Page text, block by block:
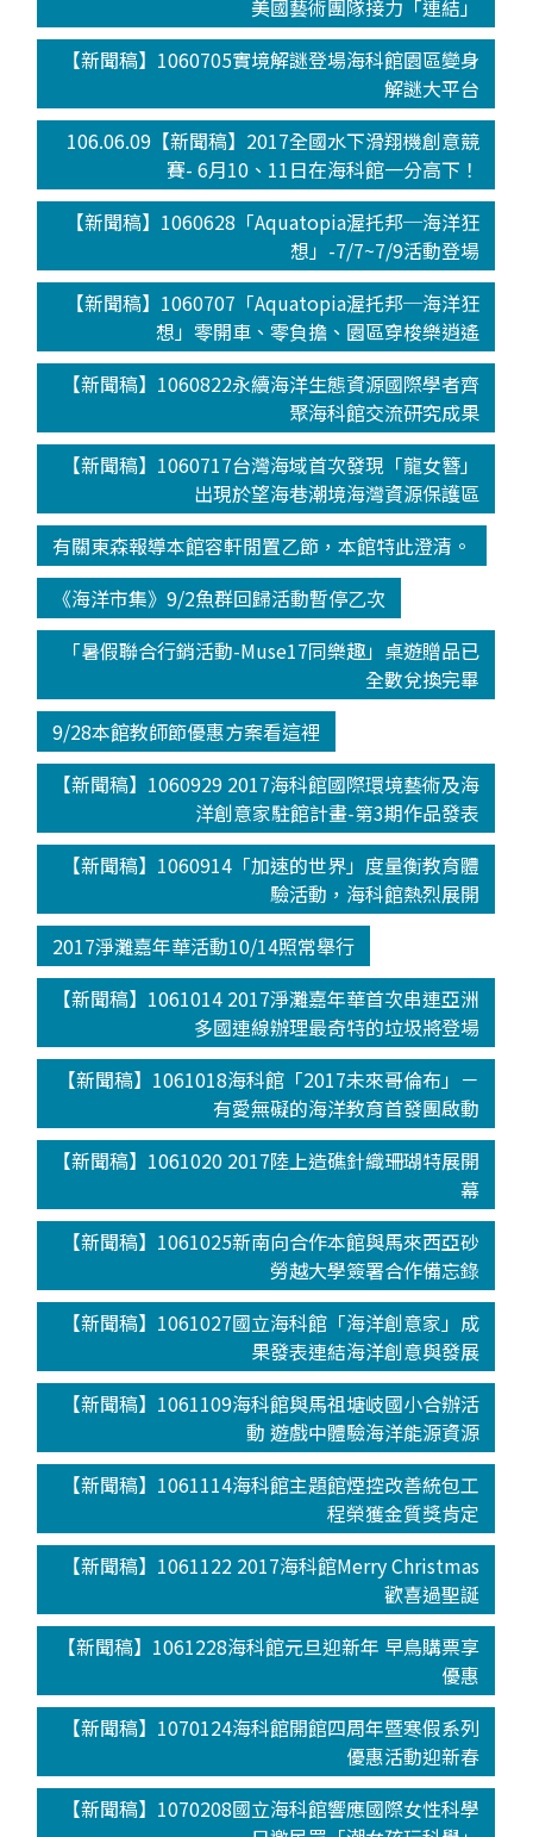
美國藝術團隊接力「連結」
【新聞稿】1060705實境解謎登場海科館園區變身
解謎大平台
106.06.09【新聞稿】2017全國水下滑翔機創意競
賽- 6月10、11日在海科館一分高下！
【新聞稿】1060628「Aquatopia渥托邦─海洋狂
想」-7/7~7/9活動登場
【新聞稿】1060707「Aquatopia渥托邦─海洋狂
想」零開車、零負擔、園區穿梭樂逍遙
【新聞稿】1060822永續海洋生態資源國際學者齊
聚海科館交流研究成果
【新聞稿】1060717台灣海域首次發現「龍女簪」
出現於望海巷潮境海灣資源保護區
有關東森報導本館容軒閒置乙節，本館特此澄清。
《海洋市集》9/2魚群回歸活動暫停乙次
「暑假聯合行銷活動-Muse17同樂趣」桌遊贈品已
全數兌換完畢
9/28本館教師節優惠方案看這裡
【新聞稿】1060929 2017海科館國際環境藝術及海
洋創意家駐館計畫-第3期作品發表
【新聞稿】1060914「加速的世界」度量衡教育體
驗活動，海科館熱烈展開
2017淨灘嘉年華活動10/14照常舉行
【新聞稿】1061014 2017淨灘嘉年華首次串連亞洲
多國連線辦理最奇特的垃圾將登場
【新聞稿】1061018海科館「2017未來哥倫布」－
有愛無礙的海洋教育首發團啟動
【新聞稿】1061020 2017陸上造礁針織珊瑚特展開
幕
【新聞稿】1061025新南向合作本館與馬來西亞砂
勞越大學簽署合作備忘錄
【新聞稿】1061027國立海科館「海洋創意家」成
果發表連結海洋創意與發展
【新聞稿】1061109海科館與馬祖塘岐國小合辦活
動 遊戲中體驗海洋能源資源
【新聞稿】1061114海科館主題館煙控改善統包工
程榮獲金質獎肯定
【新聞稿】1061122 2017海科館Merry Christmas
歡喜過聖誕
【新聞稿】1061228海科館元旦迎新年 早鳥購票享
優惠
【新聞稿】1070124海科館開館四周年暨寒假系列
優惠活動迎新春
【新聞稿】1070208國立海科館響應國際女性科學